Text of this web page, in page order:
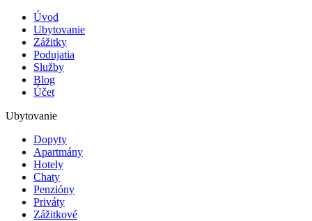
Úvod
Ubytovanie
Zážitky
Podujatia
Služby
Blog
Účet
Ubytovanie
Dopyty
Apartmány
Hotely
Chaty
Penzióny
Priváty
Zážitkové